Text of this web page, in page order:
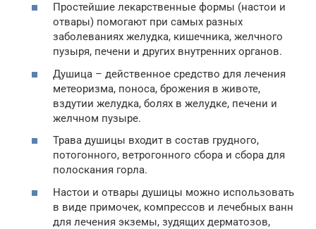
Простейшие лекарственные формы (настои и
отвары) помогают при самых разных
заболеваниях желудка, кишечника, желчного
пузыря, печени и других внутренних органов.
Душица – действенное средство для лечения
метеоризма, поноса, брожения в животе,
вздутии желудка, болях в желудке, печени и
желчном пузыре.
Трава душицы входит в состав грудного,
потогонного, ветрогонного сбора и сбора для
полоскания горла.
Настои и отвары душицы можно использовать
в виде примочек, компрессов и лечебных ванн
для лечения экземы, зудящих дерматозов,